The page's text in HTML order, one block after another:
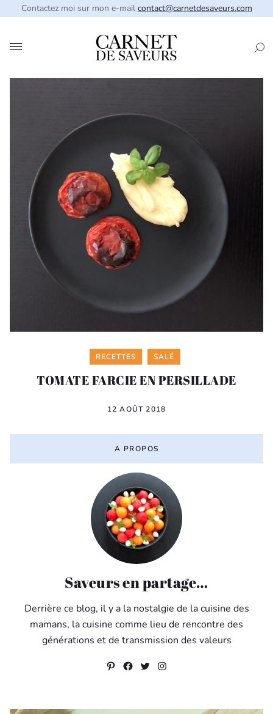
Contactez moi sur mon e-mail contact@carnetdesaveurs.com
Categories
RECETTES SALÉ
TOMATE FARCIE EN PERSILLADE
12 AOÛT 2018
A PROPOS
Saveurs en partage…
Derrière ce blog, il y a la nostalgie de la cuisine des
mamans, la cuisine comme lieu de rencontre des
générations et de transmission des valeurs
Pinterest
Facebook
Twitter
Instagram